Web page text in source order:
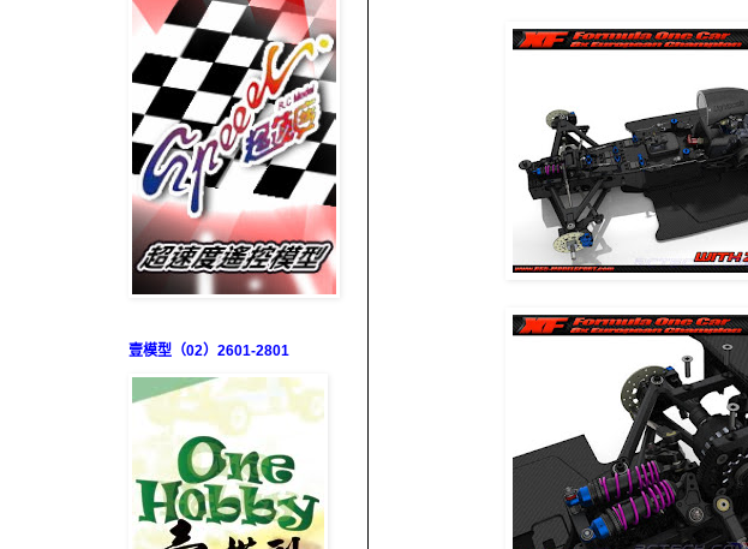
壹模型（02）2601-2801